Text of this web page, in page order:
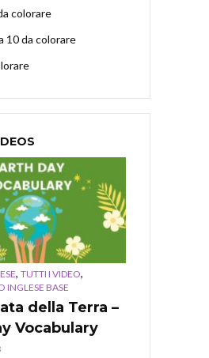
colorare
10 da colorare
, TUTTI I VIDEO,
INGLESE BASE
della Terra –
Vocabulary